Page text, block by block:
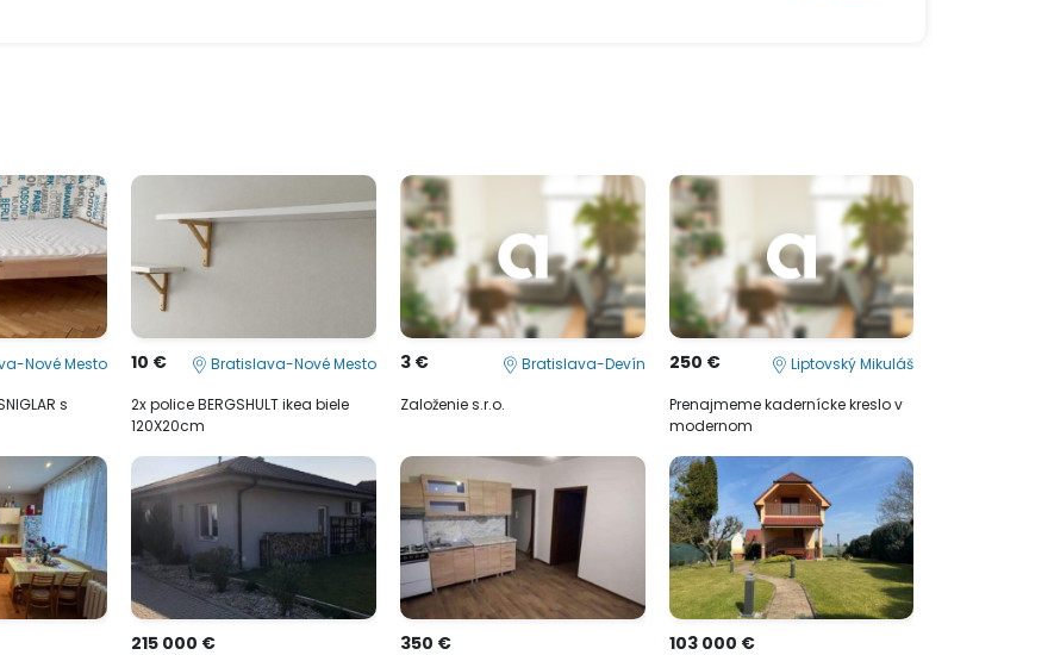
Nové Mesto
s
10 € Bratislava-Nové Mesto
2x police BERGSHULT ikea biele
120X20cm
3 € Bratislava-Devín
Založenie s.r.o.
250 € Liptovský Mikuláš
Prenajmeme kadernícke kreslo v
modernom
215 000 € 350 € 103 000 €